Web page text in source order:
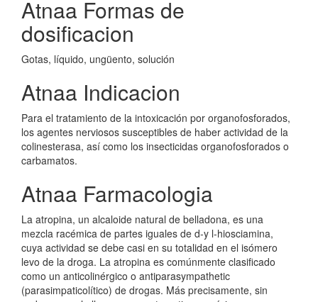
Atnaa Formas de
dosificacion
Gotas, líquido, ungüento, solución
Atnaa Indicacion
Para el tratamiento de la intoxicación por organofosforados,
los agentes nerviosos susceptibles de haber actividad de la
colinesterasa, así como los insecticidas organofosforados o
carbamatos.
Atnaa Farmacologia
La atropina, un alcaloide natural de belladona, es una
mezcla racémica de partes iguales de d-y l-hiosciamina,
cuya actividad se debe casi en su totalidad en el isómero
levo de la droga. La atropina es comúnmente clasificado
como un anticolinérgico o antiparasympathetic
(parasimpaticolítico) de drogas. Más precisamente, sin